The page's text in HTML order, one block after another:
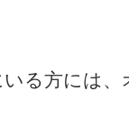
いる方には